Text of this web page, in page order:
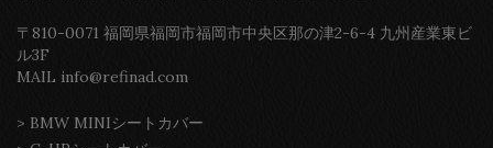
〒810-0071 福岡県福岡市福岡市中央区那の津2-6-4 九州産業東ビ
ル3F
MAIL info@refinad.com
> BMW MINIシートカバー